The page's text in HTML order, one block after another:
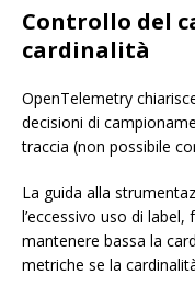
Controllo del
cardinalità
OpenTelemetry
decisioni di
traccia (non possibile
La guida alla
l’eccessivo uso di
mantenere bassa la
metriche se la